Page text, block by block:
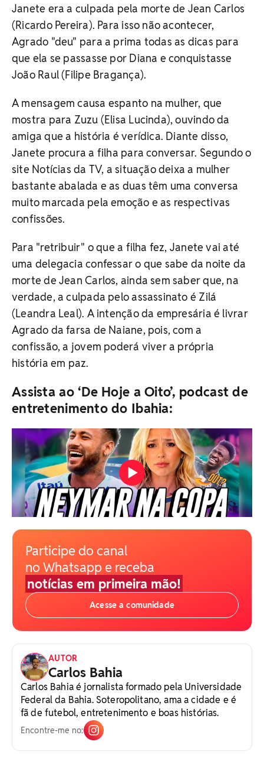
Janete era a culpada pela morte de Jean Carlos
(Ricardo Pereira). Para isso não acontecer,
Agrado "deu" para a prima todas as dicas para
que ela se passasse por Diana e conquistasse
João Raul (Filipe Bragança).
A mensagem causa espanto na mulher, que
mostra para Zuzu (Elisa Lucinda), ouvindo da
amiga que a história é verídica. Diante disso,
Janete procura a filha para conversar. Segundo o
site Notícias da TV, a situação deixa a mulher
bastante abalada e as duas têm uma conversa
muito marcada pela emoção e as respectivas
confissões.
Para "retribuir" o que a filha fez, Janete vai até
uma delegacia confessar o que sabe da noite da
morte de Jean Carlos, ainda sem saber que, na
verdade, a culpada pelo assassinato é Zilá
(Leandra Leal). A intenção da empresária é livrar
Agrado da farsa de Naiane, pois, com a
confissão, a jovem poderá viver a própria
história em paz.
Assista ao ‘De Hoje a Oito’, podcast de
entretenimento do Ibahia:
Participe do canal
no Whatsapp e receba
notícias em primeira mão!
Acesse a comunidade
AUTOR
Carlos Bahia
Carlos Bahia é jornalista formado pela Universidade
Federal da Bahia. Soteropolitano, ama a cidade e é
fã de futebol, entretenimento e boas histórias.
Encontre-me no: